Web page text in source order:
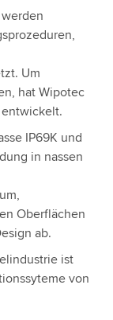
Um
hat Wipotec
entwickelt.
IP69K und
in nassen
Oberflächen
ab.
ist
von